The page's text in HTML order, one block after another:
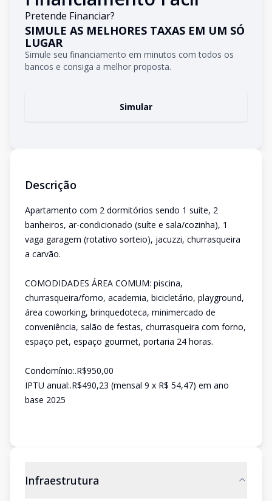
Pretende Financiar?
SIMULE AS MELHORES TAXAS EM UM SÓ
LUGAR
Simule seu financiamento em minutos com todos os
bancos e consiga a melhor proposta.
Simular
Descrição
Apartamento com 2 dormitórios sendo 1 suíte, 2
banheiros, ar-condicionado (suíte e sala/cozinha), 1
vaga garagem (rotativo sorteio), jacuzzi, churrasqueira
a carvão.
COMODIDADES ÁREA COMUM: piscina,
churrasqueira/forno, academia, bicicletário, playground,
área coworking, brinquedoteca, minimercado de
conveniência, salão de festas, churrasqueira com forno,
espaço pet, espaço gourmet, portaria 24 horas.
Condomínio:.R$950,00
IPTU anual:.R$490,23 (mensal 9 x R$ 54,47) em ano
base 2025
Infraestrutura